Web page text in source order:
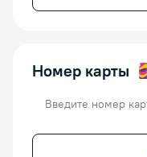
Номер карты